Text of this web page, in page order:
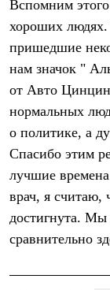
Кошельки
Сумки
Гермомешки
Полезные
Книги
Коврики
Обувь
Сапоги
Ботинки
Мужская обувь
Ботинки
Кроссовки
Сапоги
Гамаши
Тапочки и чуни
Вспомним
хороших
пришедшие
нам значок "
от Авто
нормальных
о политике, а
Спасибо этим
лучшие
врач, я считаю,
достигнута.
сравнительно